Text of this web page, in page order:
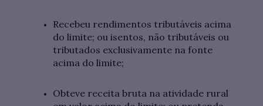
Recebeu rendimentos tributáveis acima
do limite; ou isentos, não tributáveis ou
tributados exclusivamente na fonte
acima do limite;
Obteve receita bruta na atividade rural